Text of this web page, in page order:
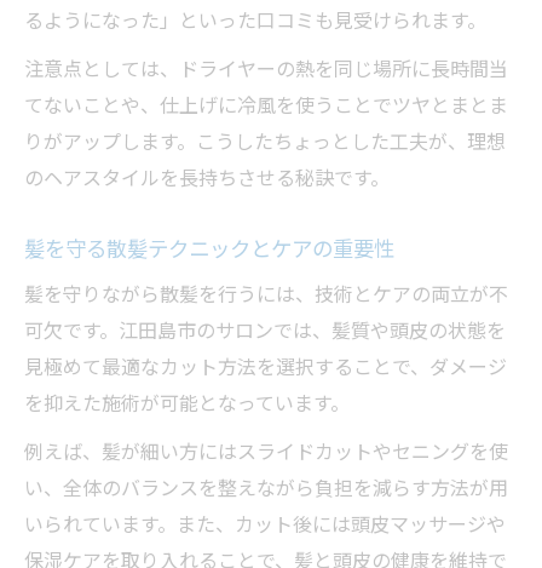
るようになった」といった口コミも見受けられます。
注意点としては、ドライヤーの熱を同じ場所に長時間当
てないことや、仕上げに冷風を使うことでツヤとまとま
りがアップします。こうしたちょっとした工夫が、理想
のヘアスタイルを長持ちさせる秘訣です。
髪を守る散髪テクニックとケアの重要性
髪を守りながら散髪を行うには、技術とケアの両立が不
可欠です。江田島市のサロンでは、髪質や頭皮の状態を
見極めて最適なカット方法を選択することで、ダメージ
を抑えた施術が可能となっています。
例えば、髪が細い方にはスライドカットやセニングを使
い、全体のバランスを整えながら負担を減らす方法が用
いられています。また、カット後には頭皮マッサージや
保湿ケアを取り入れることで、髪と頭皮の健康を維持で